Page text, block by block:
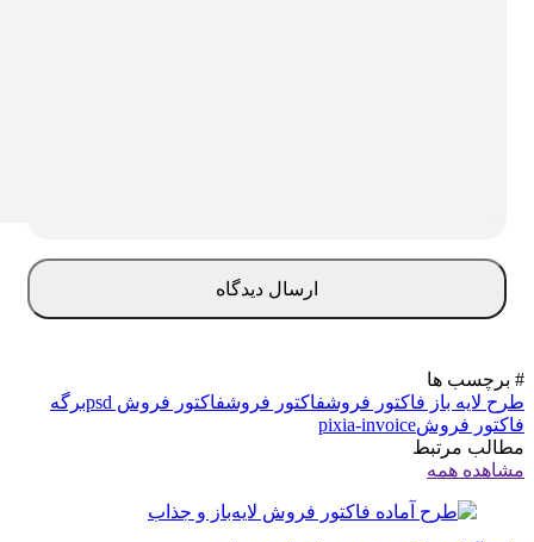
برچسب ها
لایه باز فاکتور فروشفاکتور فروشفاکتور فروش psd
برگه
فروشpixia-invoice
مرتبط
همه